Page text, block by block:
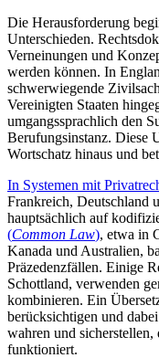
Die Herausforderung
Unterschieden.
Verneinungen und
werden können. In
schwerwiegende
Vereinigten Staaten
umgangssprachlich den
Berufungsinstanz. Diese
Wortschatz hinaus und
In Systemen mit
Frankreich, Deutschland
hauptsächlich auf
(Common Law), etwa in
Kanada und Australien,
Präzedenzfällen. Einige
Schottland, verwenden
kombinieren. Ein
berücksichtigen und
wahren und
funktioniert.